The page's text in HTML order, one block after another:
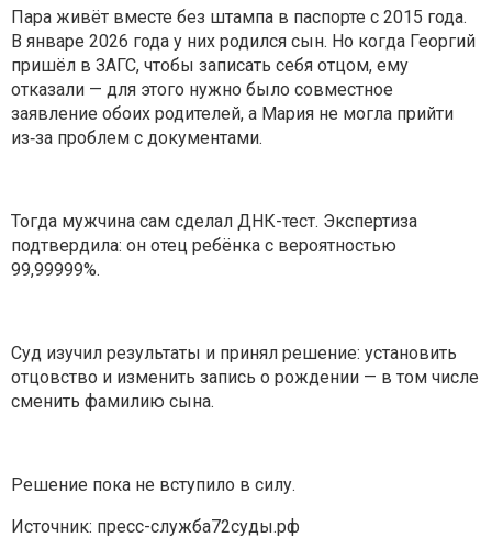
Пара живёт вместе без штампа в паспорте с 2015 года.
В январе 2026 года у них родился сын. Но когда Георгий
пришёл в ЗАГС, чтобы записать себя отцом, ему
отказали — для этого нужно было совместное
заявление обоих родителей, а Мария не могла прийти
из‑за проблем с документами.
Тогда мужчина сам сделал ДНК-тест. Экспертиза
подтвердила: он отец ребёнка с вероятностью
99,99999%.
Суд изучил результаты и принял решение: установить
отцовство и изменить запись о рождении — в том числе
сменить фамилию сына.
Решение пока не вступило в силу.
Источник: пресс-служба72суды.рф